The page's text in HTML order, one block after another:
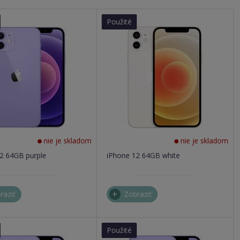
nie je skladom
64GB purple
Použité
nie je skladom
iPhone 12 64GB white
Zobraziť
Použité